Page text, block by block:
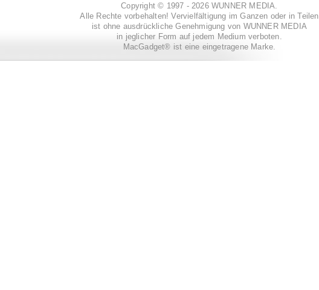
Copyright © 1997 - 2026 WUNNER MEDIA.
Alle Rechte vorbehalten! Vervielfältigung im Ganzen oder in Teilen
ist ohne ausdrückliche Genehmigung von WUNNER MEDIA
in jeglicher Form auf jedem Medium verboten.
MacGadget® ist eine eingetragene Marke.